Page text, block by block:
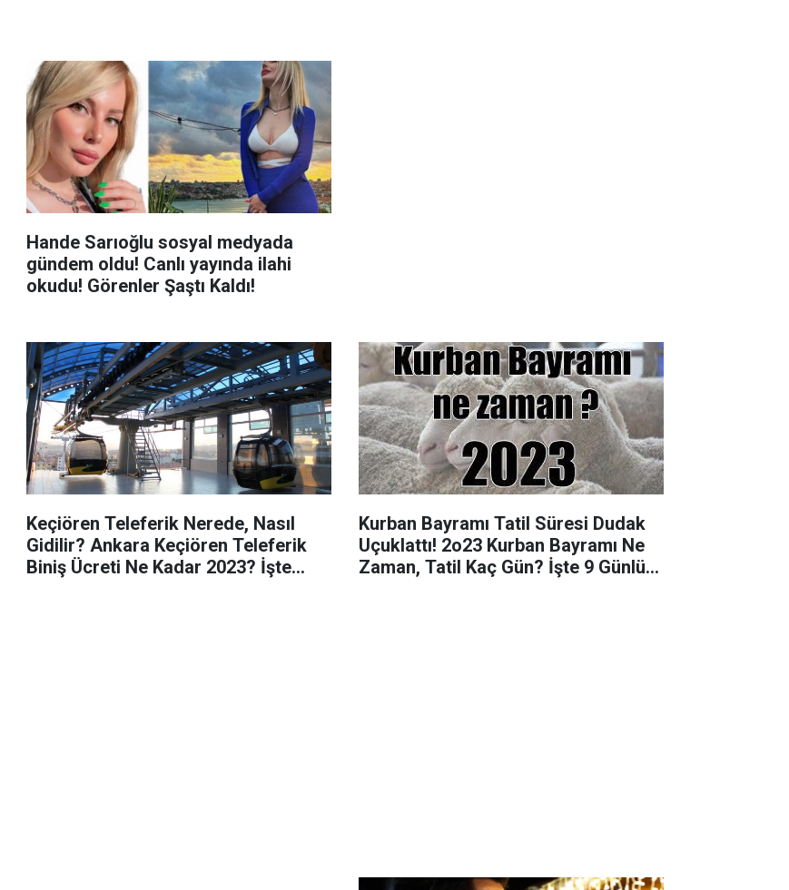
Hande Sarıoğlu sosyal medyada
gündem oldu! Canlı yayında ilahi
okudu! Görenler Şaştı Kaldı!
Keçiören Teleferik Nerede, Nasıl
Gidilir? Ankara Keçiören Teleferik
Biniş Ücreti Ne Kadar 2023? İşte
Kurban Bayramı Tatil Süresi Dudak
Uçuklattı! 2o23 Kurban Bayramı Ne
Zaman, Tatil Kaç Gün? İşte 9 Günlük